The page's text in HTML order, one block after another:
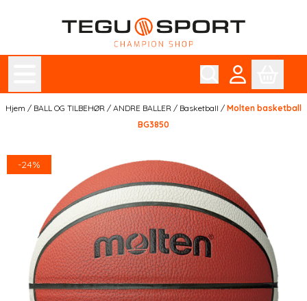
Hopp til innhold
Hjem / BALL OG TILBEHØR / ANDRE BALLER / Basketball / Molten basketball
BG3850
-24%